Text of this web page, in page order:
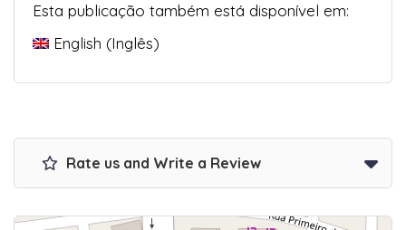
Esta publicação também está disponível em:
English (Inglês)
Rate us and Write a Review